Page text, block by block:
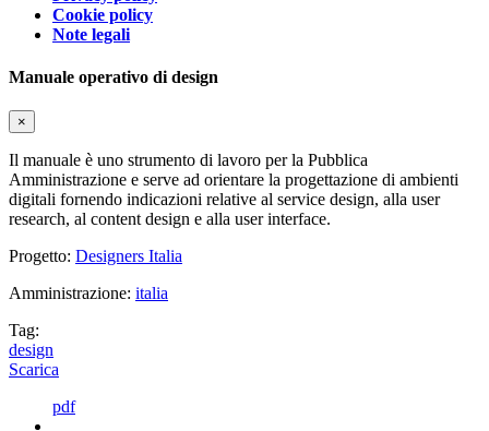
Cookie policy
Note legali
Manuale operativo di design
×
Il manuale è uno strumento di lavoro per la Pubblica
Amministrazione e serve ad orientare la progettazione di ambienti
digitali fornendo indicazioni relative al service design, alla user
research, al content design e alla user interface.
Progetto: Designers Italia
Amministrazione: italia
Tag:
design
Scarica
pdf